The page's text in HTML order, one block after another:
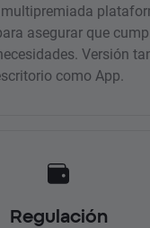
asegurar que
Versión
como App.
Regulación